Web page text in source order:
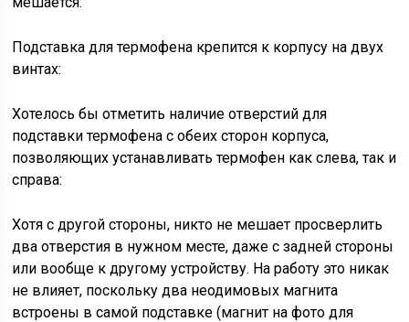
Подставка для термофена крепится к корпусу на двух
винтах:
Хотелось бы отметить наличие отверстий для
подставки термофена с обеих сторон корпуса,
позволяющих устанавливать термофен как слева, так и
справа:
Хотя с другой стороны, никто не мешает просверлить
два отверстия в нужном месте, даже с задней стороны
или вообще к другому устройству. На работу это никак
не влияет, поскольку два неодимовых магнита
встроены в самой подставке (магнит на фото для